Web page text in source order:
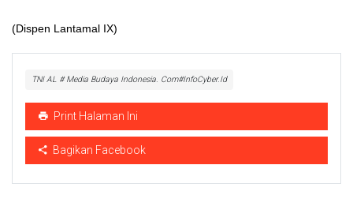
(Dispen Lantamal IX)
TNI AL # Media Budaya Indonesia. Com#InfoCyber.Id
Print Halaman Ini
Bagikan Facebook